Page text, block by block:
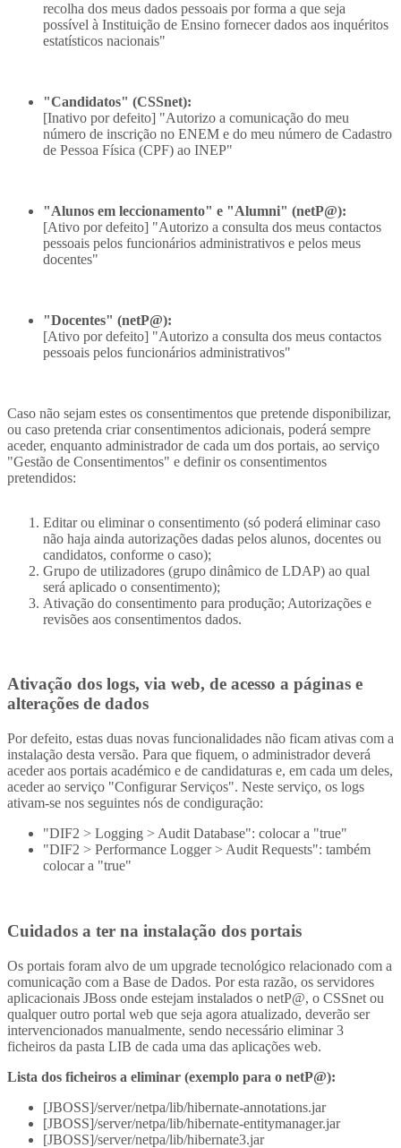
recolha dos meus dados pessoais por forma a que seja
possível à Instituição de Ensino fornecer dados aos inquéritos
estatísticos nacionais"
"Candidatos" (CSSnet):
[Inativo por defeito] "Autorizo a comunicação do meu
número de inscrição no ENEM e do meu número de Cadastro
de Pessoa Física (CPF) ao INEP"
"Alunos em leccionamento" e "Alumni" (netP@):
[Ativo por defeito] "Autorizo a consulta dos meus contactos
pessoais pelos funcionários administrativos e pelos meus
docentes"
"Docentes" (netP@):
[Ativo por defeito] "Autorizo a consulta dos meus contactos
pessoais pelos funcionários administrativos"
Caso não sejam estes os consentimentos que pretende disponibilizar,
ou caso pretenda criar consentimentos adicionais, poderá sempre
aceder, enquanto administrador de cada um dos portais, ao serviço
"Gestão de Consentimentos" e definir os consentimentos
pretendidos:
Editar ou eliminar o consentimento (só poderá eliminar caso
não haja ainda autorizações dadas pelos alunos, docentes ou
candidatos, conforme o caso);
Grupo de utilizadores (grupo dinâmico de LDAP) ao qual
será aplicado o consentimento);
Ativação do consentimento para produção; Autorizações e
revisões aos consentimentos dados.
Ativação dos logs, via web, de acesso a páginas e
alterações de dados
Por defeito, estas duas novas funcionalidades não ficam ativas com a
instalação desta versão. Para que fiquem, o administrador deverá
aceder aos portais académico e de candidaturas e, em cada um deles,
aceder ao serviço "Configurar Serviços". Neste serviço, os logs
ativam-se nos seguintes nós de condiguração:
"DIF2 > Logging > Audit Database": colocar a "true"
"DIF2 > Performance Logger > Audit Requests": também
colocar a "true"
Cuidados a ter na instalação dos portais
Os portais foram alvo de um upgrade tecnológico relacionado com a
comunicação com a Base de Dados. Por esta razão, os servidores
aplicacionais JBoss onde estejam instalados o netP@, o CSSnet ou
qualquer outro portal web que seja agora atualizado, deverão ser
intervencionados manualmente, sendo necessário eliminar 3
ficheiros da pasta LIB de cada uma das aplicações web.
Lista dos ficheiros a eliminar (exemplo para o netP@):
[JBOSS]/server/netpa/lib/hibernate-annotations.jar
[JBOSS]/server/netpa/lib/hibernate-entitymanager.jar
[JBOSS]/server/netpa/lib/hibernate3.jar